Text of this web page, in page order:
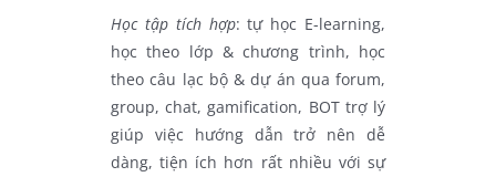
Học tập tích hợp: tự học E-learning,
học theo lớp & chương trình, học
theo câu lạc bộ & dự án qua forum,
group, chat, gamification, BOT trợ lý
giúp việc hướng dẫn trở nên dễ
dàng, tiện ích hơn rất nhiều với sự